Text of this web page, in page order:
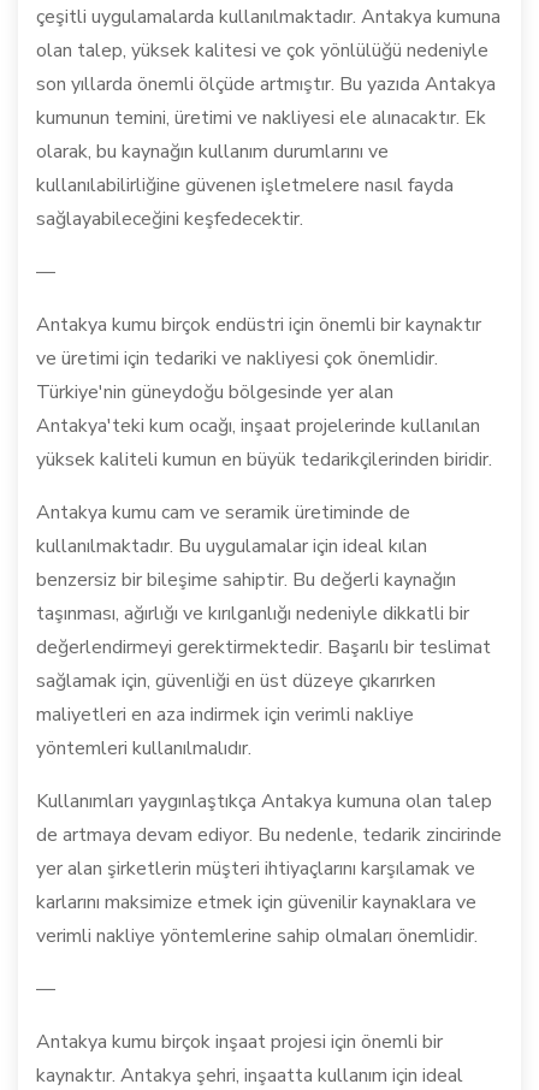
çeşitli uygulamalarda kullanılmaktadır. Antakya kumuna
olan talep, yüksek kalitesi ve çok yönlülüğü nedeniyle
son yıllarda önemli ölçüde artmıştır. Bu yazıda Antakya
kumunun temini, üretimi ve nakliyesi ele alınacaktır. Ek
olarak, bu kaynağın kullanım durumlarını ve
kullanılabilirliğine güvenen işletmelere nasıl fayda
sağlayabileceğini keşfedecektir.
—
Antakya kumu birçok endüstri için önemli bir kaynaktır
ve üretimi için tedariki ve nakliyesi çok önemlidir.
Türkiye'nin güneydoğu bölgesinde yer alan
Antakya'teki kum ocağı, inşaat projelerinde kullanılan
yüksek kaliteli kumun en büyük tedarikçilerinden biridir.
Antakya kumu cam ve seramik üretiminde de
kullanılmaktadır. Bu uygulamalar için ideal kılan
benzersiz bir bileşime sahiptir. Bu değerli kaynağın
taşınması, ağırlığı ve kırılganlığı nedeniyle dikkatli bir
değerlendirmeyi gerektirmektedir. Başarılı bir teslimat
sağlamak için, güvenliği en üst düzeye çıkarırken
maliyetleri en aza indirmek için verimli nakliye
yöntemleri kullanılmalıdır.
Kullanımları yaygınlaştıkça Antakya kumuna olan talep
de artmaya devam ediyor. Bu nedenle, tedarik zincirinde
yer alan şirketlerin müşteri ihtiyaçlarını karşılamak ve
karlarını maksimize etmek için güvenilir kaynaklara ve
verimli nakliye yöntemlerine sahip olmaları önemlidir.
—
Antakya kumu birçok inşaat projesi için önemli bir
kaynaktır. Antakya şehri, inşaatta kullanım için ideal